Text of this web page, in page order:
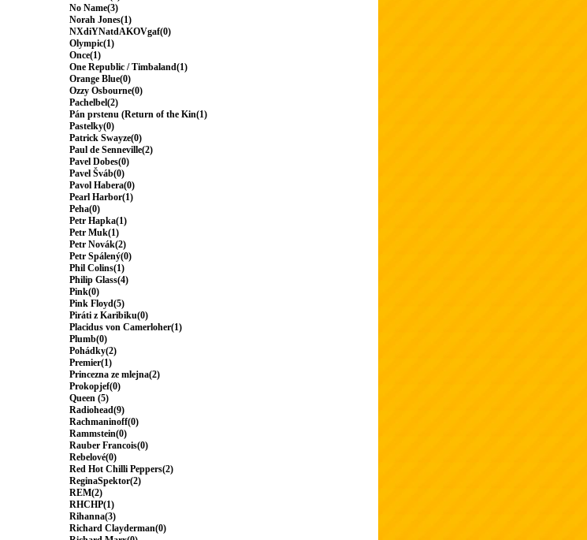
No Name(3)
Norah Jones(1)
NXdiYNatdAKOVgaf(0)
Olympic(1)
Once(1)
One Republic / Timbaland(1)
Orange Blue(0)
Ozzy Osbourne(0)
Pachelbel(2)
Pán prstenu (Return of the Kin(1)
Pastelky(0)
Patrick Swayze(0)
Paul de Senneville(2)
Pavel Dobes(0)
Pavel Šváb(0)
Pavol Habera(0)
Pearl Harbor(1)
Peha(0)
Petr Hapka(1)
Petr Muk(1)
Petr Novák(2)
Petr Spálený(0)
Phil Colins(1)
Philip Glass(4)
Pink(0)
Pink Floyd(5)
Piráti z Karibiku(0)
Placidus von Camerloher(1)
Plumb(0)
Pohádky(2)
Premier(1)
Princezna ze mlejna(2)
Prokopjef(0)
Queen (5)
Radiohead(9)
Rachmaninoff(0)
Rammstein(0)
Rauber Francois(0)
Rebelové(0)
Red Hot Chilli Peppers(2)
ReginaSpektor(2)
REM(2)
RHCHP(1)
Rihanna(3)
Richard Clayderman(0)